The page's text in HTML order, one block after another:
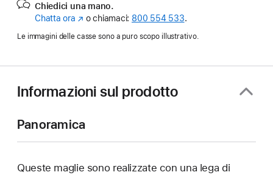
Chiedici una mano.
Chatta ora (Si
nuova
o chiamaci: 800 554 533.
Le immagini delle casse sono a puro scopo illustrativo.
Informazioni sul prodotto
Panoramica
Queste maglie sono realizzate con una lega di